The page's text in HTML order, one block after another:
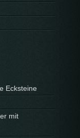
Ecksteine
mit